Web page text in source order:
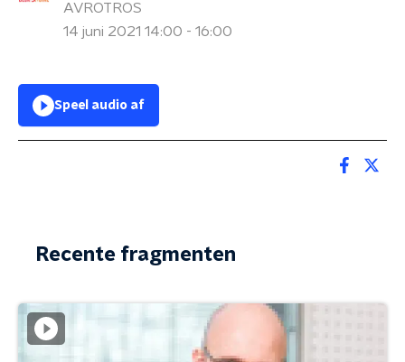
AVROTROS
14 juni 2021 14:00 - 16:00
Speel audio af
Recente fragmenten